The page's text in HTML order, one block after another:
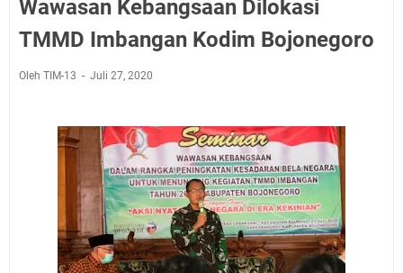
Wawasan Kebangsaan Dilokasi
TMMD Imbangan Kodim Bojonegoro
Oleh TIM-13 Juli 27, 2020